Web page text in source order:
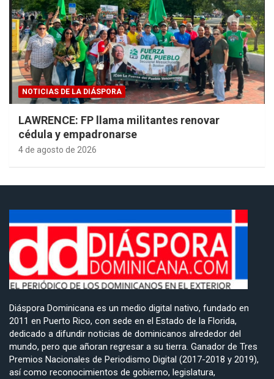
NOTICIAS DE LA DIÁSPORA
LAWRENCE: FP llama militantes renovar
cédula y empadronarse
4 de agosto de 2026
Diáspora Dominicana es un medio digital nativo, fundado en
2011 en Puerto Rico, con sede en el Estado de la Florida,
dedicado a difundir noticias de dominicanos alrededor del
mundo, pero que añoran regresar a su tierra. Ganador de Tres
Premios Nacionales de Periodismo Digital (2017-2018 y 2019),
así como reconocimientos de gobierno, legislatura,